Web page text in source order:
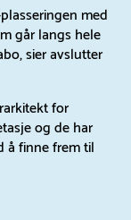
med
går langs hele
sier avslutter
for
og de har
å finne frem til